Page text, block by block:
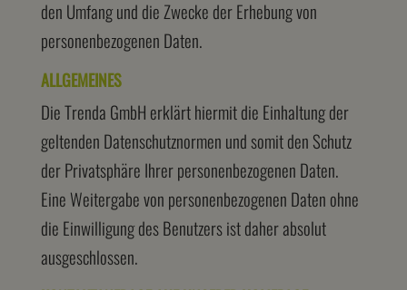
den Umfang und die Zwecke der Erhebung von
personenbezogenen Daten.
ALLGEMEINES
Die Trenda GmbH erklärt hiermit die Einhaltung der
geltenden Datenschutznormen und somit den Schutz
der Privatsphäre Ihrer personenbezogenen Daten.
Eine Weitergabe von personenbezogenen Daten ohne
die Einwilligung des Benutzers ist daher absolut
ausgeschlossen.